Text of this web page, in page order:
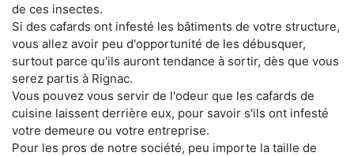
de ces insectes.
Si des cafards ont infesté les bâtiments de votre structure,
vous allez avoir peu d'opportunité de les débusquer,
surtout parce qu'ils auront tendance à sortir, dès que vous
serez partis à Rignac.
Vous pouvez vous servir de l'odeur que les cafards de
cuisine laissent derrière eux, pour savoir s'ils ont infesté
votre demeure ou votre entreprise.
Pour les pros de notre société, peu importe la taille de